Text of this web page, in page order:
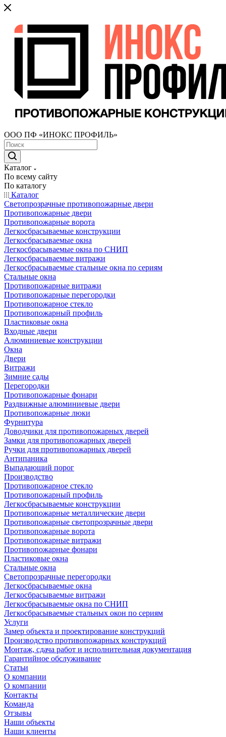
ООО ПФ «ИНОКС ПРОФИЛЬ»
Каталог
По всему сайту
По каталогу
Каталог
Светопрозрачные противопожарные двери
Противопожарные двери
Противопожарные ворота
Легкосбрасываемые конструкции
Легкосбрасываемые окна
Легкосбрасываемые окна по СНИП
Легкосбрасываемые витражи
Легкосбрасываемые стальные окна по сериям
Стальные окна
Противопожарные витражи
Противопожарные перегородки
Противопожарное стекло
Противопожарный профиль
Пластиковые окна
Входные двери
Алюминиевые конструкции
Окна
Двери
Витражи
Зимние сады
Перегородки
Противопожарные фонари
Раздвижные алюминиевые двери
Противопожарные люки
Фурнитура
Доводчики для противопожарных дверей
Замки для противопожарных дверей
Ручки для противопожарных дверей
Антипаника
Выпадающий порог
Производство
Противопожарное стекло
Противопожарный профиль
Легкосбрасываемые конструкции
Противопожарные металлические двери
Противопожарные светопрозрачные двери
Противопожарные ворота
Противопожарные витражи
Противопожарные фонари
Пластиковые окна
Стальные окна
Светопрозрачные перегородки
Легкосбрасываемые окна
Легкосбрасываемые витражи
Легкосбрасываемые окна по СНИП
Легкосбрасываемые стальных окон по сериям
Услуги
Замер объекта и проектирование конструкций
Производство противопожарных конструкций
Монтаж, сдача работ и исполнительная документация
Гарантийное обслуживание
Статьи
О компании
О компании
Контакты
Команда
Отзывы
Наши объекты
Наши клиенты